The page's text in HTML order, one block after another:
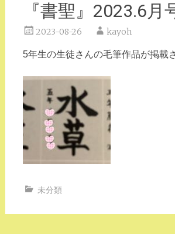
『書聖』2023.6月
2023-08-26 kayoh
5年生の生徒さんの毛筆作品が掲載
未分類